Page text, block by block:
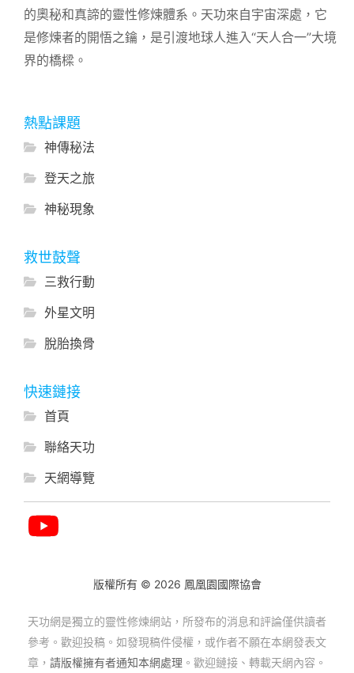
的奧秘和真諦的靈性修煉體系。天功來自宇宙深處，它
是修煉者的開悟之鑰，是引渡地球人進入“天人合一”大境
界的橋樑。
熱點課題
神傳秘法
登天之旅
神秘現象
救世鼓聲
三救行動
外星文明
脫胎換骨
快速鏈接
首頁
聯絡天功
天網導覽
版權所有 © 2026 鳳凰園國際協會
天功網是獨立的靈性修煉網站，所發布的消息和評論僅供讀者
參考。歡迎投稿。如發現稿件侵權，或作者不願在本網發表文
章， 請版權擁有者通知本網處理 。歡迎鏈接、轉載天網內容。